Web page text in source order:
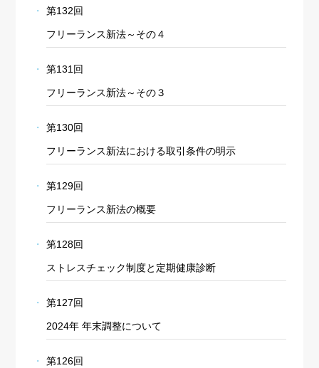
第132回
フリーランス新法～その４
第131回
フリーランス新法～その３
第130回
フリーランス新法における取引条件の明示
第129回
フリーランス新法の概要
第128回
ストレスチェック制度と定期健康診断
第127回
2024年 年末調整について
第126回